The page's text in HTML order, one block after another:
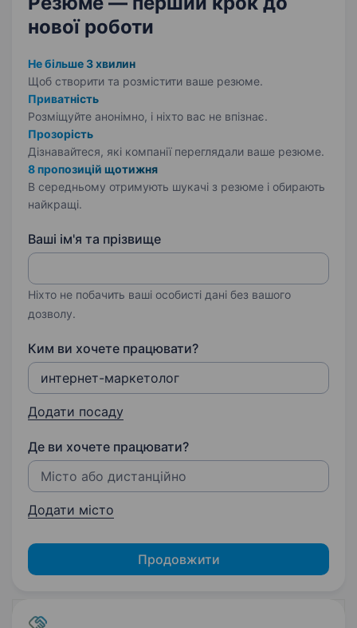
нової роботи
Не більше 3 хвилин
Щоб створити та розмістити ваше резюме.
Приватність
Розміщуйте анонімно, і ніхто вас не впізнає.
Прозорість
Дізнавайтеся, які компанії переглядали ваше резюме.
8 пропозицій щотижня
В середньому отримують шукачі з резюме і обирають
найкращі.
Ваші ім'я та прізвище
Ніхто не побачить ваші особисті дані без вашого
дозволу.
Ким ви хочете працювати?
Додати посаду
Де ви хочете працювати?
Додати місто
Продовжити